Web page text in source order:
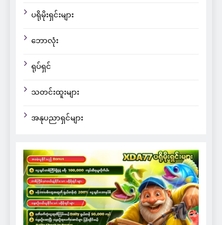
ပရိုမိုးရှင်းများ
ဘောလုံး
ရုပ်ရှင်
သတင်းထူးများ
အနုပညာရှင်များ